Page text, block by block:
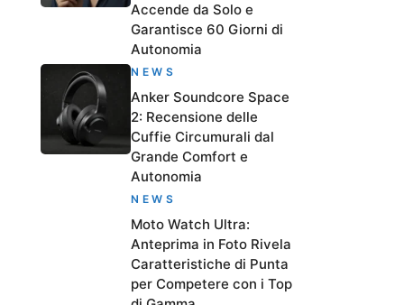
Accende da Solo e
Garantisce 60 Giorni di
Autonomia
NEWS
Anker Soundcore Space
2: Recensione delle
Cuffie Circumurali dal
Grande Comfort e
Autonomia
NEWS
Moto Watch Ultra:
Anteprima in Foto Rivela
Caratteristiche di Punta
per Competere con i Top